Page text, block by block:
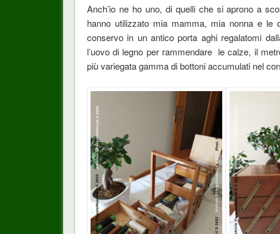
Anch’io ne ho uno, di quelli che si aprono a
hanno utilizzato mia mamma, mia nonna e le
conservo in un antico porta aghi regalatomi
l’uovo di legno per rammendare le calze, il
più variegata gamma di bottoni accumulati nel